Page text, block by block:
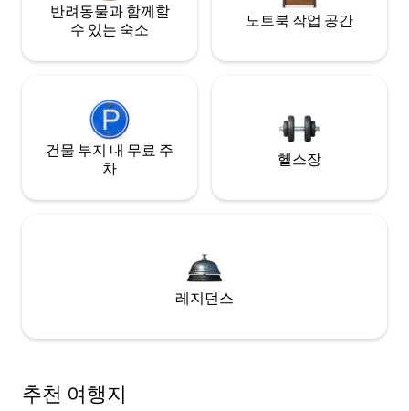
반려동물과 함께할
수 있는 숙소
노트북 작업 공간
건물 부지 내 무료 주
차
헬스장
레지던스
추천 여행지